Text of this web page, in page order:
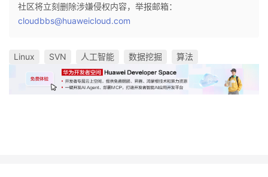
社区将立刻删除涉嫌侵权内容，举报邮箱：
cloudbbs@huaweicloud.com
Linux SVN 人工智能 数据挖掘 算法